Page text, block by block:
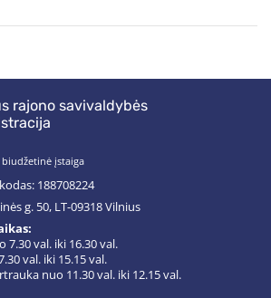
rajono savivaldybės
biudžetinė įstaiga
188708224
g. 50, LT-09318 Vilnius
7.30 val. iki 16.30 val.
val. iki 15.15 val.
nuo 11.30 val. iki 12.15 val.